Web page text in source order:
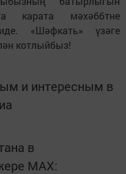
карата мәхәббтне
«Шәфкать» үзәге
котлыйбыз!
и интересным в
в
MАХ: